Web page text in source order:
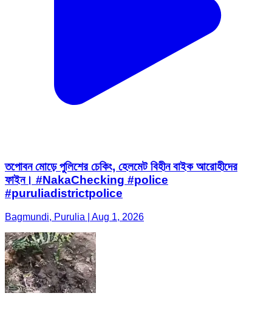
তপোবন মোড়ে পুলিশের চেকিং, হেলমেট বিহীন বাইক আরোহীদের
ফাইন। #NakaChecking #police
#puruliadistrictpolice
Bagmundi, Purulia | Aug 1, 2026